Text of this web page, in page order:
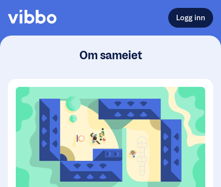
Logg inn
Om sameiet